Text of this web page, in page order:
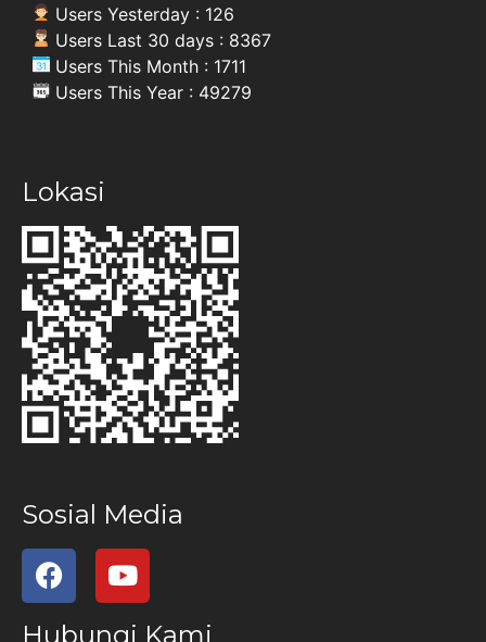
Users Yesterday : 126
Users Last 30 days : 8367
Users This Month : 1711
Users This Year : 49279
Lokasi
Sosial Media
Hubungi Kami